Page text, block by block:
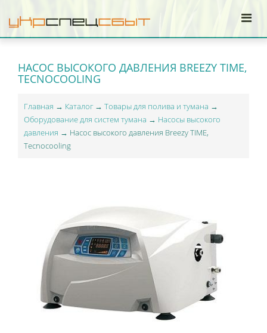
НАСОС ВЫСОКОГО ДАВЛЕНИЯ BREEZY TIME,
TECNOCOOLING
Главная → Каталог→ Товары для полива и тумана →
Оборудование для систем тумана → Насосы высокого
давления → Насос высокого давления Breezy TIME,
Tecnocooling